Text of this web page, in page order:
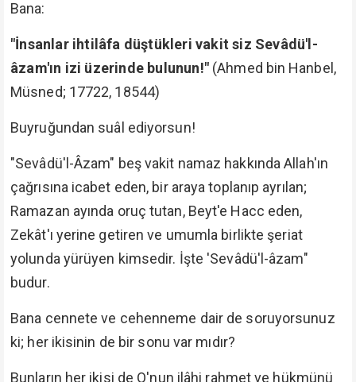
Bana:
"İnsanlar ihtilâfa düştükleri vakit siz Sevâdü'l-
âzam'ın izi üzerinde bulunun!" (Ahmed bin Hanbel,
Müsned; 17722, 18544)
Buyruğundan suâl ediyorsun!
"Sevâdü'l-Âzam" beş vakit namaz hakkında Allah'ın
çağrısına icabet eden, bir araya toplanıp ayrılan;
Ramazan ayında oruç tutan, Beyt'e Hacc eden,
Zekât'ı yerine getiren ve umumla birlikte şeriat
yolunda yürüyen kimsedir. İşte 'Sevâdü'l-âzam"
budur.
Bana cennete ve cehenneme dair de soruyorsunuz
ki; her ikisinin de bir sonu var mıdır?
Bunların her ikisi de O'nun ilâhi rahmet ve hükmünü